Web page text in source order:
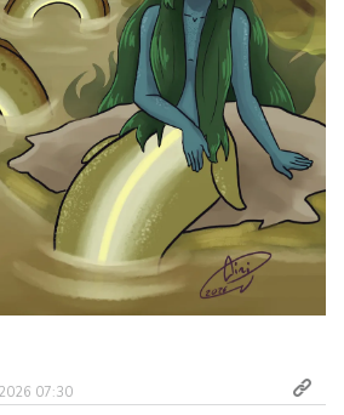
07:30